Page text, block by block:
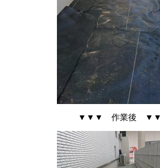
▼▼▼ 作業後